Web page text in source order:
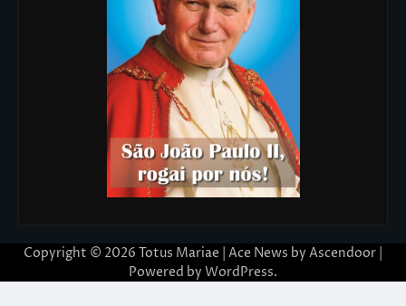
Copyright © 2026 Totus Mariae | Ace News by Ascendoor
Powered by WordPress.